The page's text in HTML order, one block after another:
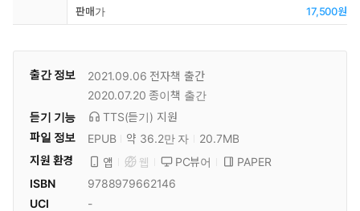
판매가
17,500원
출간 정보 2021.09.06 전자책 출간
2020.07.20 종이책 출간
듣기 기능
TTS(듣기) 지원
파일 정보
EPUB 약 36.2만 자
20.7MB
지원 환경
앱 웹 PC뷰어
PAPER
ISBN
9788979662146
UCI
-